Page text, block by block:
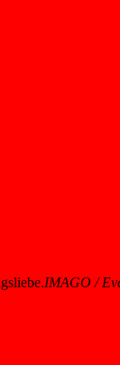
IMAGO /